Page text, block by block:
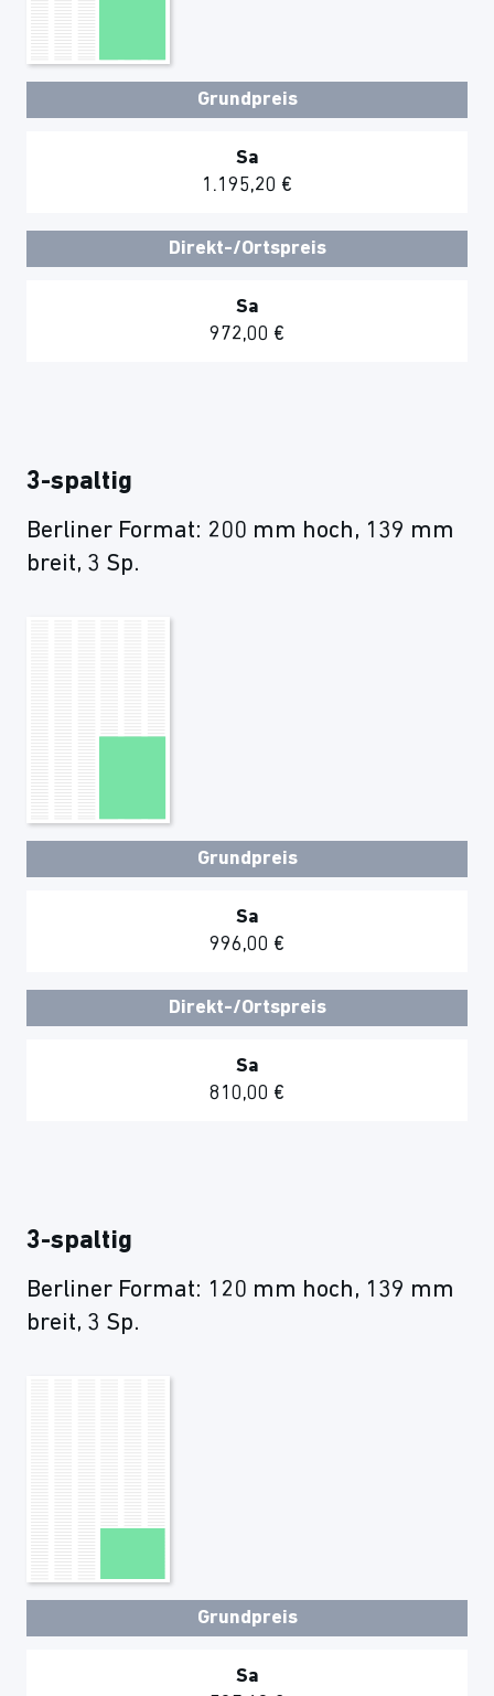
Grundpreis
Sa
1.195,20 €
Direkt-/Ortspreis
Sa
972,00 €
3-spaltig
Berliner Format: 200 mm hoch, 139 mm
breit, 3 Sp.
Grundpreis
Sa
996,00 €
Direkt-/Ortspreis
Sa
810,00 €
3-spaltig
Berliner Format: 120 mm hoch, 139 mm
breit, 3 Sp.
Grundpreis
Sa